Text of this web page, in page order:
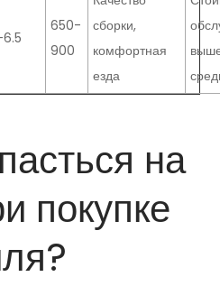
650-
900
сборки,
комфортная
езда
на
покупке